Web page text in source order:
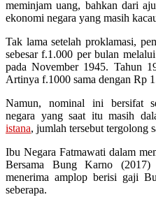
meminjam uang, bahkan dari
ekonomi negara yang masih
Tak lama setelah proklamasi,
sebesar f.1.000 per bulan
pada November 1945. Tahun
Artinya f.1000 sama dengan Rp
Namun, nominal ini bersifat
negara yang saat itu masih
istana, jumlah tersebut tergolong
Ibu Negara Fatmawati dalam
Bersama Bung Karno (2017)
menerima amplop berisi gaji
seberapa.